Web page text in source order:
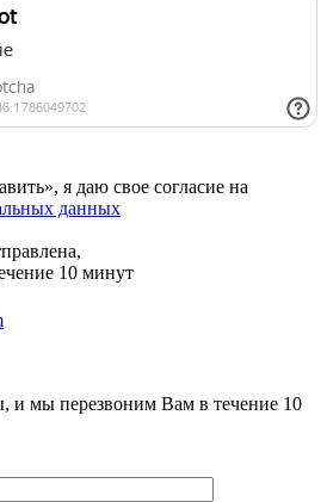
я даю свое согласие на
данных
10 минут
и мы перезвоним Вам в течение 10